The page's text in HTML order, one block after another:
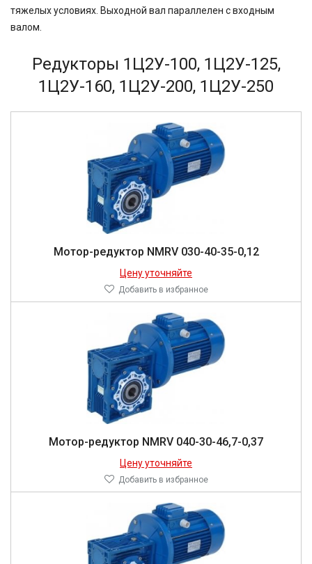
тяжелых условиях. Выходной вал параллелен с входным
валом.
Редукторы 1Ц2У-100, 1Ц2У-125,
1Ц2У-160, 1Ц2У-200, 1Ц2У-250
Мо­тор-ре­дук­тор NMRV 030-40-35-0,12
Цену уточняйте
Добавить в избранное
Мо­тор-ре­дук­тор NMRV 040-30-46,7-0,37
Цену уточняйте
Добавить в избранное